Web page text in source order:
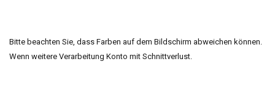
Bitte beachten Sie, dass Farben auf dem Bildschirm abweichen können.
Wenn weitere Verarbeitung Konto mit Schnittverlust.